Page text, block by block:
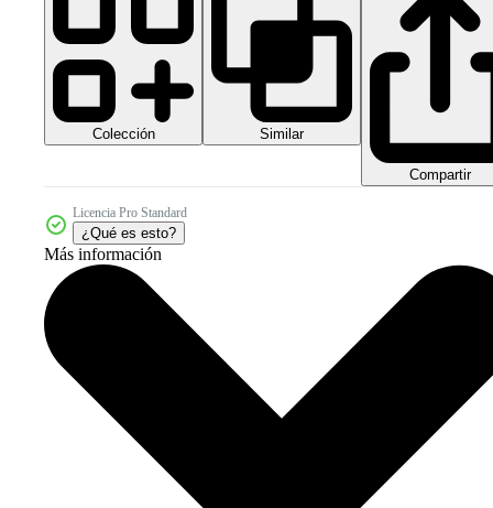
Colección Similar
Compartir
Licencia Pro Standard
¿Qué es esto?
Más información